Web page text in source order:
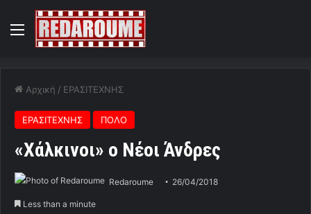
Menu
Αρχική / ΕΡΑΣΙΤΕΧΝΗΣ
ΕΡΑΣΙΤΕΧΝΗΣ ΠΟΛΟ
«Χάλκινοι» ο Νέοι Άνδρες
Redaroume 26/04/2018
Less than a minute